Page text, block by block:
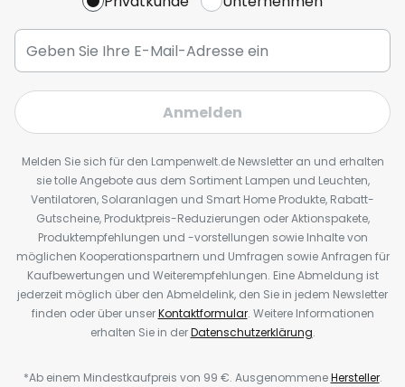
Anmelden
Melden Sie sich für den Lampenwelt.de Newsletter an und erhalten
sie tolle Angebote aus dem Sortiment Lampen und Leuchten,
Ventilatoren, Solaranlagen und Smart Home Produkte, Rabatt-
Gutscheine, Produktpreis-Reduzierungen oder Aktionspakete,
Produktempfehlungen und -vorstellungen sowie Inhalte von
möglichen Kooperationspartnern und Umfragen sowie Anfragen für
Kaufbewertungen und Weiterempfehlungen. Eine Abmeldung ist
jederzeit möglich über den Abmeldelink, den Sie in jedem Newsletter
finden oder über unserKontaktformular. Weitere Informationen
erhalten Sie in derDatenschutzerklärung.
*Ab einem Mindestkaufpreis von 99 €. AusgenommeneHersteller.